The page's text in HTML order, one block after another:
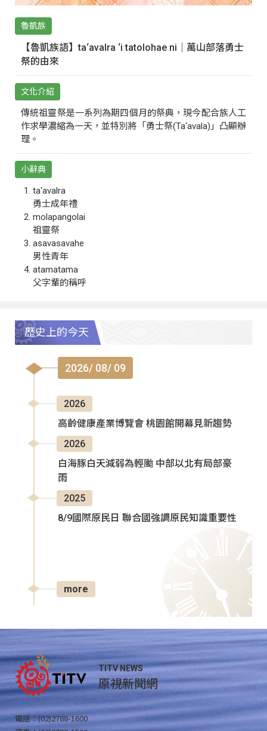
魯凱族
【魯凱族語】ta‘avalra ‘i tatolohae ni｜萬山部落勇士
祭的由來
文化介紹
傳統祖靈祭是一系列為期四個月的祭典，現今配合族人工
作求學濃縮為一天，並特別將「勇士祭(Ta‘avala)」凸顯辦
理。
小辭典
ta‘avalra
勇士成年禮
molapangolai
祖靈祭
asavasavahe
男性青年
atamatama
父字輩的稱呼
歷史上的今天
2026/ 08/ 09
2026
高齡健康產業博覽會 桃園館開幕見新趨勢
2026
白海豚白天減弱為輕颱 中部以北有局部豪
雨
2025
8/9國際原民日 聯合國強調原民知識重要性
more
TITV NEWS
原視新聞網
電話：(02)2788-1600